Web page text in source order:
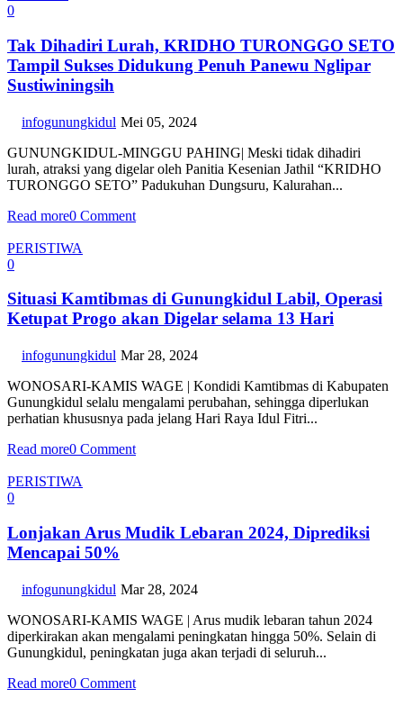
0
Tak Dihadiri Lurah, KRIDHO TURONGGO SETO
Tampil Sukses Didukung Penuh Panewu Nglipar
Sustiwiningsih
infogunungkidul Mei 05, 2024
GUNUNGKIDUL-MINGGU PAHING| Meski tidak dihadiri
lurah, atraksi yang digelar oleh Panitia Kesenian Jathil “KRIDHO
TURONGGO SETO” Padukuhan Dungsuru, Kalurahan...
Read more0 Comment
PERISTIWA
0
Situasi Kamtibmas di Gunungkidul Labil, Operasi
Ketupat Progo akan Digelar selama 13 Hari
infogunungkidul Mar 28, 2024
WONOSARI-KAMIS WAGE | Kondidi Kamtibmas di Kabupaten
Gunungkidul selalu mengalami perubahan, sehingga diperlukan
perhatian khususnya pada jelang Hari Raya Idul Fitri...
Read more0 Comment
PERISTIWA
0
Lonjakan Arus Mudik Lebaran 2024, Diprediksi
Mencapai 50%
infogunungkidul Mar 28, 2024
WONOSARI-KAMIS WAGE | Arus mudik lebaran tahun 2024
diperkirakan akan mengalami peningkatan hingga 50%. Selain di
Gunungkidul, peningkatan juga akan terjadi di seluruh...
Read more0 Comment